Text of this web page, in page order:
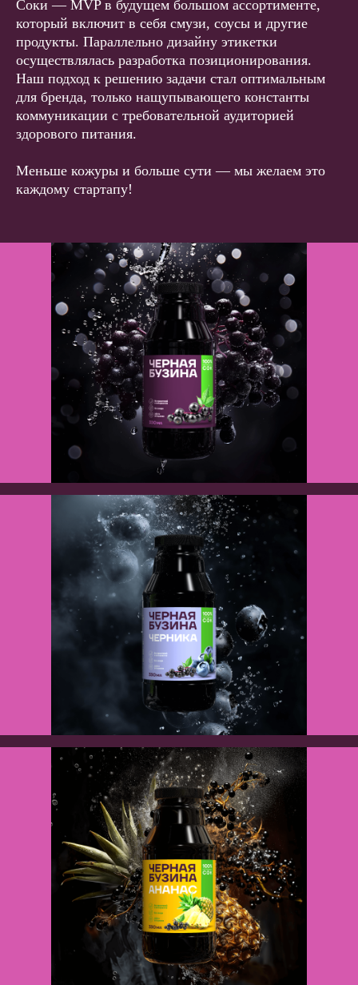
Соки — MVP в будущем большом ассортименте,
который включит в себя смузи, соусы и другие
продукты. Параллельно дизайну этикетки
осуществлялась разработка позиционирования.
Наш подход к решению задачи стал оптимальным
для бренда, только нащупывающего константы
коммуникации с требовательной аудиторией
здорового питания.
Меньше кожуры и больше сути — мы желаем это
каждому стартапу!